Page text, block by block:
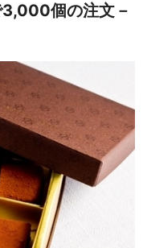
個の注文－